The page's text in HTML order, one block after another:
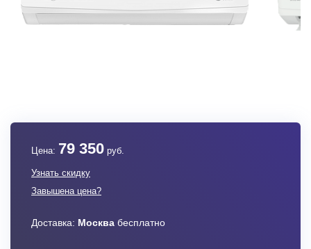
Цена: 79 350 руб.
Узнать скидку
Завышена цена?
Доставка: Москва бесплатно